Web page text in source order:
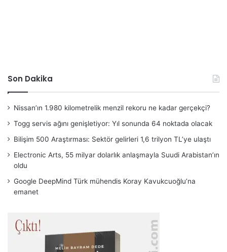
Son Dakika
Nissan’ın 1.980 kilometrelik menzil rekoru ne kadar gerçekçi?
Togg servis ağını genişletiyor: Yıl sonunda 64 noktada olacak
Bilişim 500 Araştırması: Sektör gelirleri 1,6 trilyon TL’ye ulaştı
Electronic Arts, 55 milyar dolarlık anlaşmayla Suudi Arabistan’ın
oldu
Google DeepMind Türk mühendis Koray Kavukcuoğlu’na
emanet